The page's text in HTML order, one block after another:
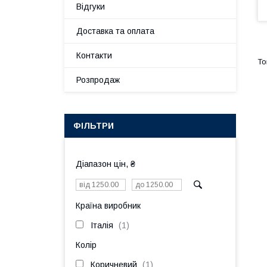
Відгуки
Доставка та оплата
Контакти
Розпродаж
ФІЛЬТРИ
Діапазон цін, ₴
Країна виробник
Італія 1
Колір
Коричневий 1